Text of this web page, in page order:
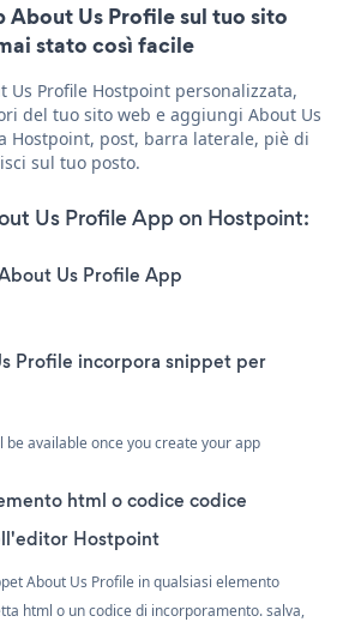
Us Profile sul tuo sito
stato così facile
Us Profile Hostpoint personalizzata,
del tuo sito web e aggiungi About Us
Hostpoint, post, barra laterale, piè di
sul tuo posto.
Us Profile App on Hostpoint:
Us Profile App
Profile incorpora snippet per
be available once you create your app
html o codice codice
Hostpoint
About Us Profile in qualsiasi elemento
html o un codice di incorporamento. salva,